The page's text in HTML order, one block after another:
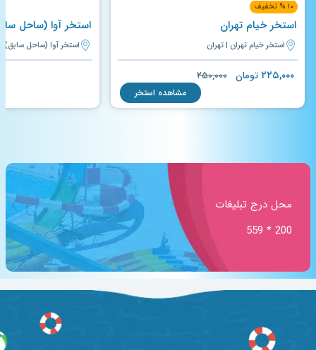
۱۰ % تخفیف
استخر خیام تهران
استخر خیام تهران | تهران
۲۲۵,۰۰۰تومان ۲۵۰,۰۰۰
مشاهده استخر
استخر آوا (ساحل
استخر آوا (ساحل سابق)
محل درج تبلیغات
200 * 559